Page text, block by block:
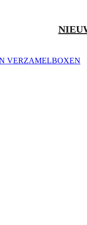
VERZAMELBOXEN